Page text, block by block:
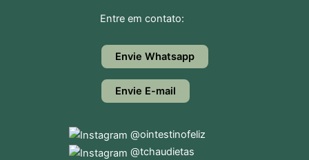
Entre em contato:
Envie Whatsapp
Envie E-mail
@ointestinofeliz
@tchaudietas